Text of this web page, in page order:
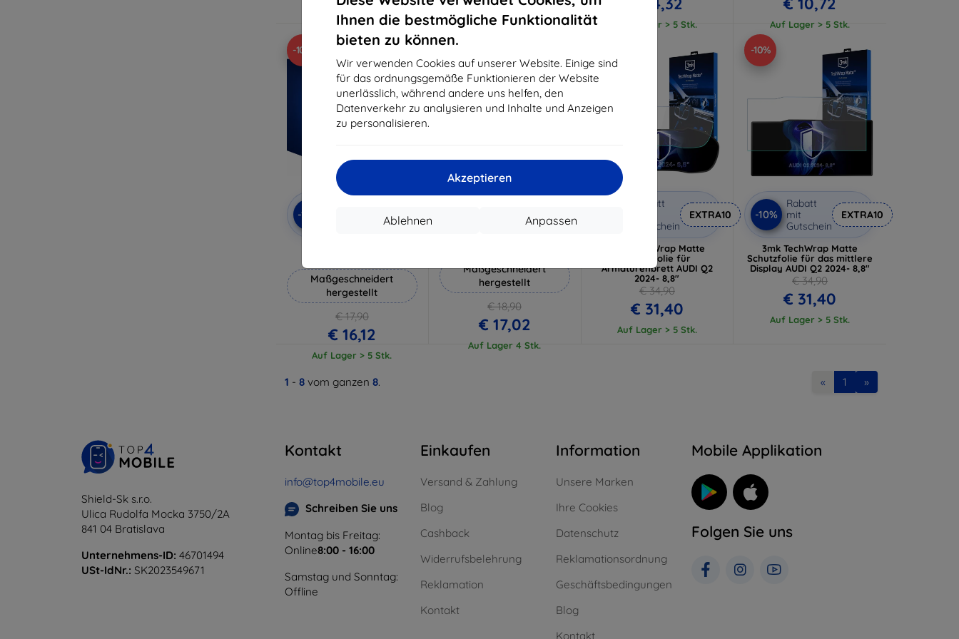
Ihnen die bestmögliche Funktionalität
bieten zu können.
Wir verwenden Cookies auf unserer Website. Einige sind
für das ordnungsgemäße Funktionieren der Website
unerlässlich, während andere uns helfen, den
Datenverkehr zu analysieren und Inhalte und Anzeigen
zu personalisieren.
Akzeptieren
Anpassen
Ablehnen
Auf Lager 3 Stk. Auf Lager > 5 Stk. Auf Lager > 5 Stk.
-10%
-10% EXTRA10
Maßgeschneidert
hergestellt
€ 17,90
€ 16,12
Auf Lager > 5 Stk.
Gutschein
Maßgeschneidert
hergestellt
€ 18,90
€ 17,02
Auf Lager 4 Stk.
Rabatt
Gutschein
EXTRA10
3mk TechWrap Matte
Schutzfolie für
Armaturenbrett AUDI Q2
2024- 8,8"
€ 34,90
€ 31,40
Auf Lager > 5 Stk.
-10%
-10%
Rabatt
mit
Gutschein
EXTRA10
3mk TechWrap Matte
Schutzfolie für das mittlere
Display AUDI Q2 2024- 8,8"
€ 34,90
€ 31,40
Auf Lager > 5 Stk.
1 - 8 vom ganzen 8. « 1 »
Shield-Sk s.r.o.
Ulica Rudolfa Mocka 3750/2A
841 04 Bratislava
Unternehmens-ID: 46701494
USt-IdNr.: SK2023549671
Kontakt
info@top4mobile.eu
Schreiben Sie uns
Montag bis Freitag:
Online8:00 - 16:00
Samstag und Sonntag:
Offline
Einkaufen
Versand & Zahlung
Blog
Cashback
Widerrufsbelehrung
Reklamation
Kontakt
Information
Unsere Marken
Ihre Cookies
Datenschutz
Reklamationsordnung
Geschäftsbedingungen
Blog
Kontakt
Mobile Applikation
Folgen Sie uns